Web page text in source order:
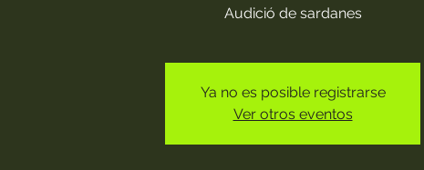
Audició de sardanes
Ya no es posible registrarse
Ver otros eventos